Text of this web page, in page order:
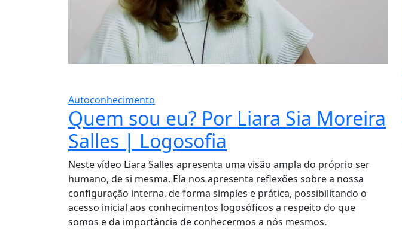
Autoconhecimento
Quem sou eu? Por Liara Sia Moreira
Salles | Logosofia
Neste vídeo Liara Salles apresenta uma visão ampla do próprio ser
humano, de si mesma. Ela nos apresenta reflexões sobre a nossa
configuração interna, de forma simples e prática, possibilitando o
acesso inicial aos conhecimentos logosóficos a respeito do que
somos e da importância de conhecermos a nós mesmos.